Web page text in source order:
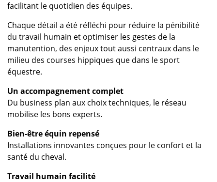
facilitant le quotidien des équipes.
Chaque détail a été réfléchi pour réduire la pénibilité
du travail humain et optimiser les gestes de la
manutention, des enjeux tout aussi centraux dans le
milieu des courses hippiques que dans le sport
équestre.
Un accompagnement complet
Du business plan aux choix techniques, le réseau
mobilise les bons experts.
Bien-être équin repensé
Installations innovantes conçues pour le confort et la
santé du cheval.
Travail humain facilité